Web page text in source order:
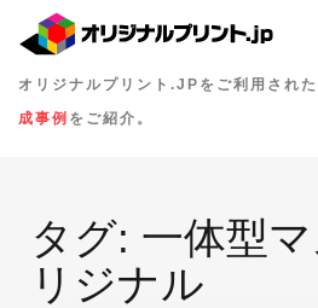
オリジナルプリント.JPをご利用され
成事例 をご紹介。
タグ: 一体型
リジナル